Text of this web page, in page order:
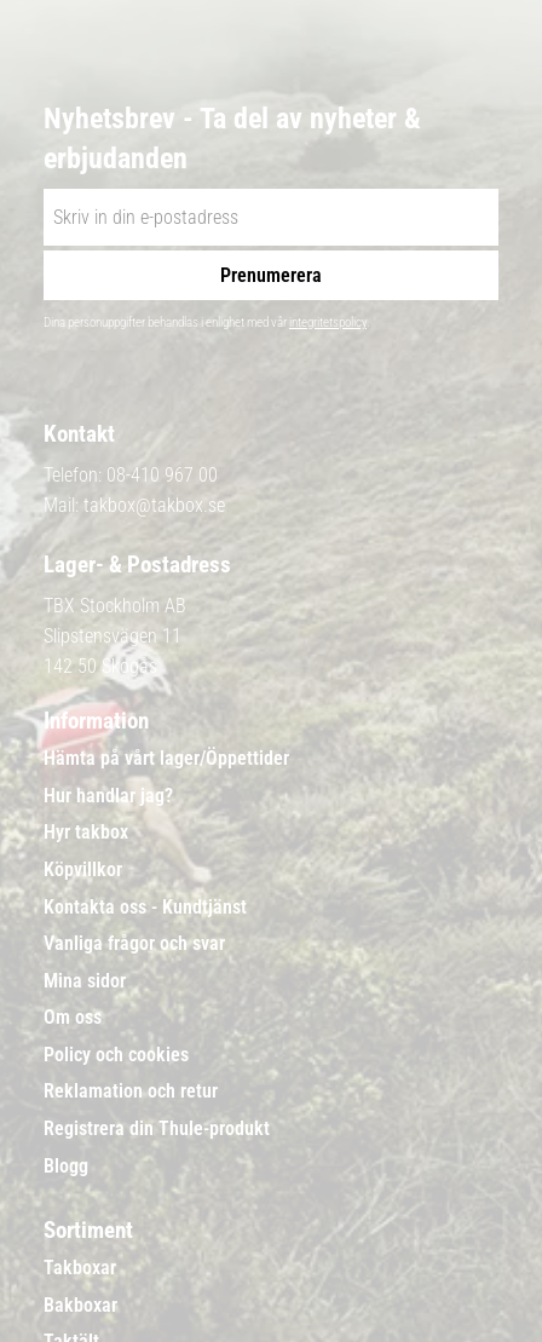
Nyhetsbrev - Ta del av nyheter &
erbjudanden
Prenumerera
Dina personuppgifter behandlas i enlighet med vår integritetspolicy
Kontakt
Telefon: 08-410 967 00
Mail: takbox@takbox.se
Lager- & Postadress
TBX Stockholm AB
Slipstensvägen 11
142 50 Skogås
Information
Hämta på vårt lager/Öppettider
Hur handlar jag?
Hyr takbox
Köpvillkor
Kontakta oss - Kundtjänst
Vanliga frågor och svar
Mina sidor
Om oss
Policy och cookies
Reklamation och retur
Registrera din Thule-produkt
Blogg
Sortiment
Takboxar
Bakboxar